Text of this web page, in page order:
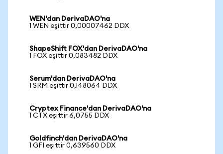
WEN'dan DerivaDAO'na
1 WEN eşittir 0,00007462 DDX
ShapeShift FOX'dan DerivaDAO'na
1 FOX eşittir 0,083482 DDX
Serum'dan DerivaDAO'na
1 SRM eşittir 0,148064 DDX
Cryptex Finance'dan DerivaDAO'na
1 CTX eşittir 6,0755 DDX
Goldfinch'dan DerivaDAO'na
1 GFI eşittir 0,639560 DDX